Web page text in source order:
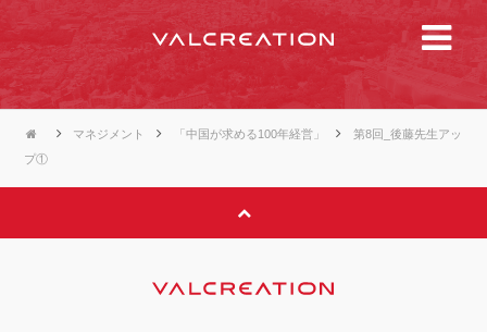
マネジメント 「中国が求める100年経営」
第8回_後藤先生アッ
プ①